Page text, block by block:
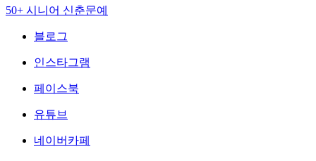
50+ 시니어 신춘문예
블로그
인스타그램
페이스북
유튜브
네이버카페